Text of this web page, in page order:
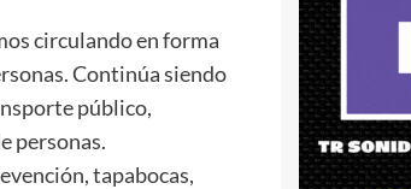
circulando en forma
Continúa siendo
público,
personas.
tapabocas,